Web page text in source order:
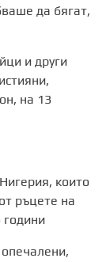
да бягат,
и други
на 13
които
ръцете на